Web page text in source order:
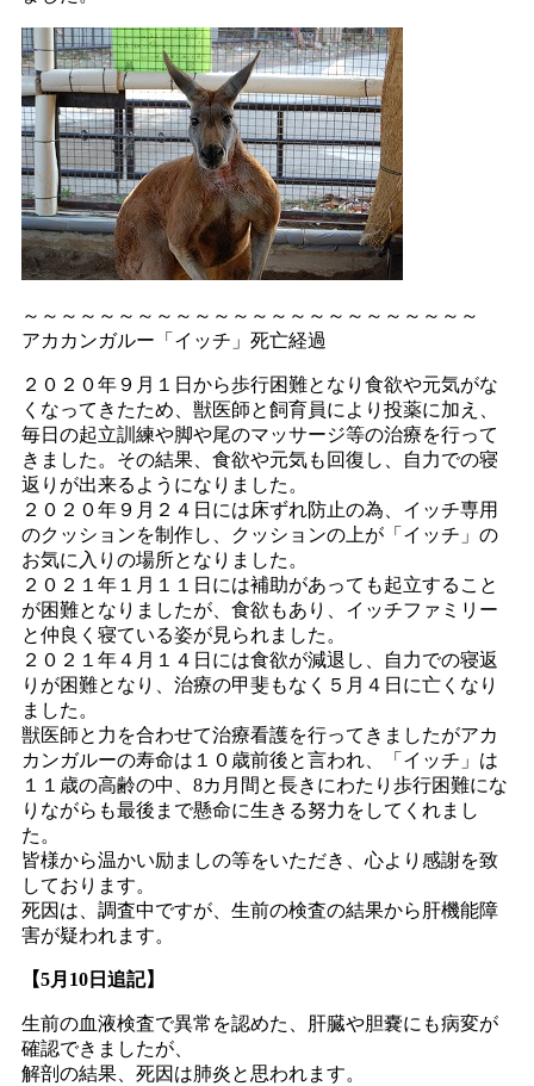
～～～～～～～～～～～～～～～～～～～～～～～～
アカカンガルー「イッチ」死亡経過
２０２０年９月１日から歩行困難となり食欲や元気がな
くなってきたため、獣医師と飼育員により投薬に加え、
毎日の起立訓練や脚や尾のマッサージ等の治療を行って
きました。その結果、食欲や元気も回復し、自力での寝
返りが出来るようになりました。
２０２０年９月２４日には床ずれ防止の為、イッチ専用
のクッションを制作し、クッションの上が「イッチ」の
お気に入りの場所となりました。
２０２１年１月１１日には補助があっても起立すること
が困難となりましたが、食欲もあり、イッチファミリー
と仲良く寝ている姿が見られました。
２０２１年４月１４日には食欲が減退し、自力での寝返
りが困難となり、治療の甲斐もなく５月４日に亡くなり
ました。
獣医師と力を合わせて治療看護を行ってきましたがアカ
カンガルーの寿命は１０歳前後と言われ、「イッチ」は
１１歳の高齢の中、8カ月間と長きにわたり歩行困難にな
りながらも最後まで懸命に生きる努力をしてくれまし
た。
皆様から温かい励ましの等をいただき、心より感謝を致
しております。
死因は、調査中ですが、生前の検査の結果から肝機能障
害が疑われます。
【5月10日追記】
生前の血液検査で異常を認めた、肝臓や胆嚢にも病変が
確認できましたが、
解剖の結果、死因は肺炎と思われます。